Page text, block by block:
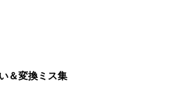
＆変換ミス集